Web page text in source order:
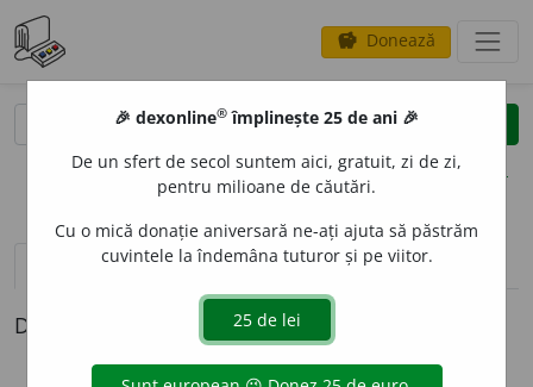
savings Donează
clear
opțiuni
definiții (1) pronunțievolume_up (1)
Definiția cu ID-ul 455754:
🎉 dexonline® împlinește 25 de ani 🎉
De un sfert de secol suntem aici, gratuit, zi de zi,
pentru milioane de căutări.
Cu o mică donație aniversară ne-ați ajuta să păstrăm
cuvintele la îndemâna tuturor și pe viitor.